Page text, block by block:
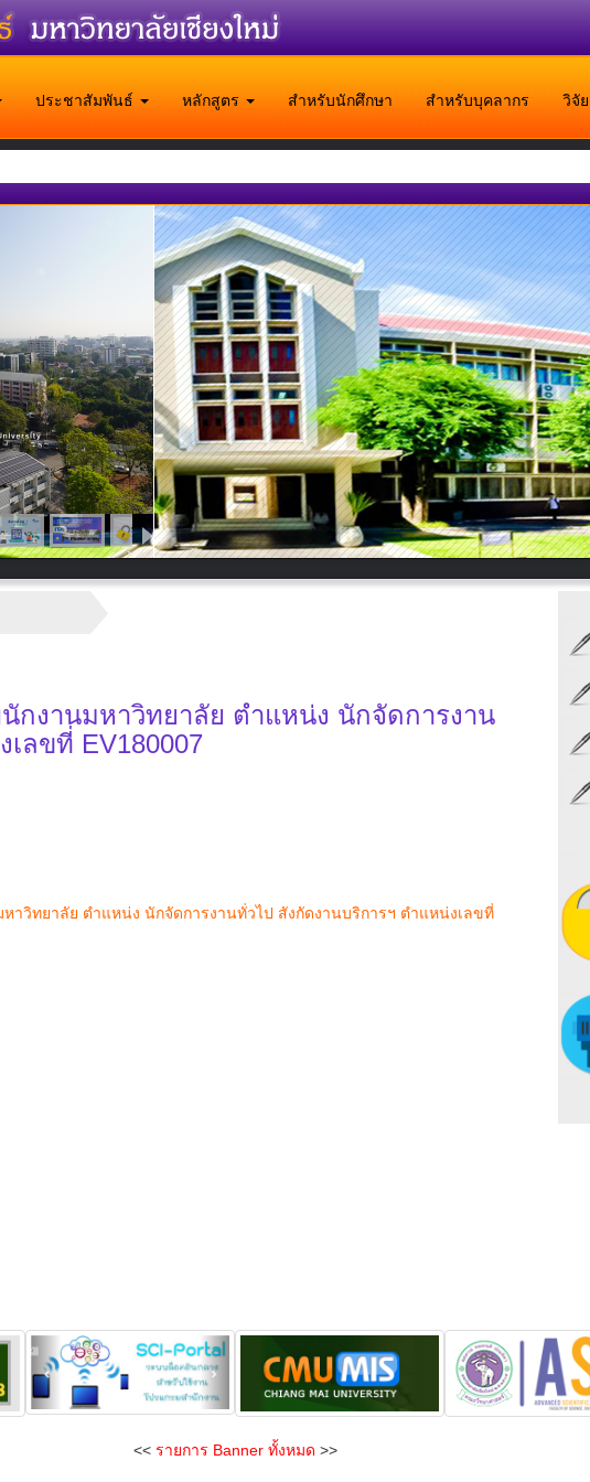
ประชาสัมพันธ์ หลักสูตร สำหรับนักศึกษา สำหรับบุคลากร วิจั
กงานมหาวิทยาลัย ตำแหน่ง นักจัดการงาน
ลขที่ EV180007
าวิทยาลัย ตำแหน่ง นักจัดการงานทั่วไป สังกัดงานบริการฯ ตำแหน่งเลขที่
<< รายการ Banner ทั้งหมด >>